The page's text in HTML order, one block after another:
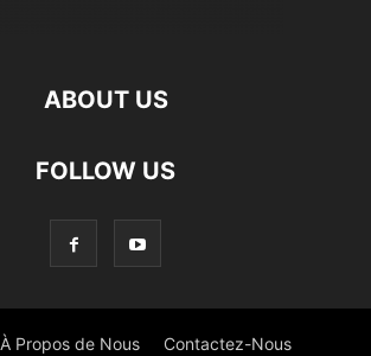
ABOUT US
FOLLOW US
À Propos de Nous Contactez-Nous